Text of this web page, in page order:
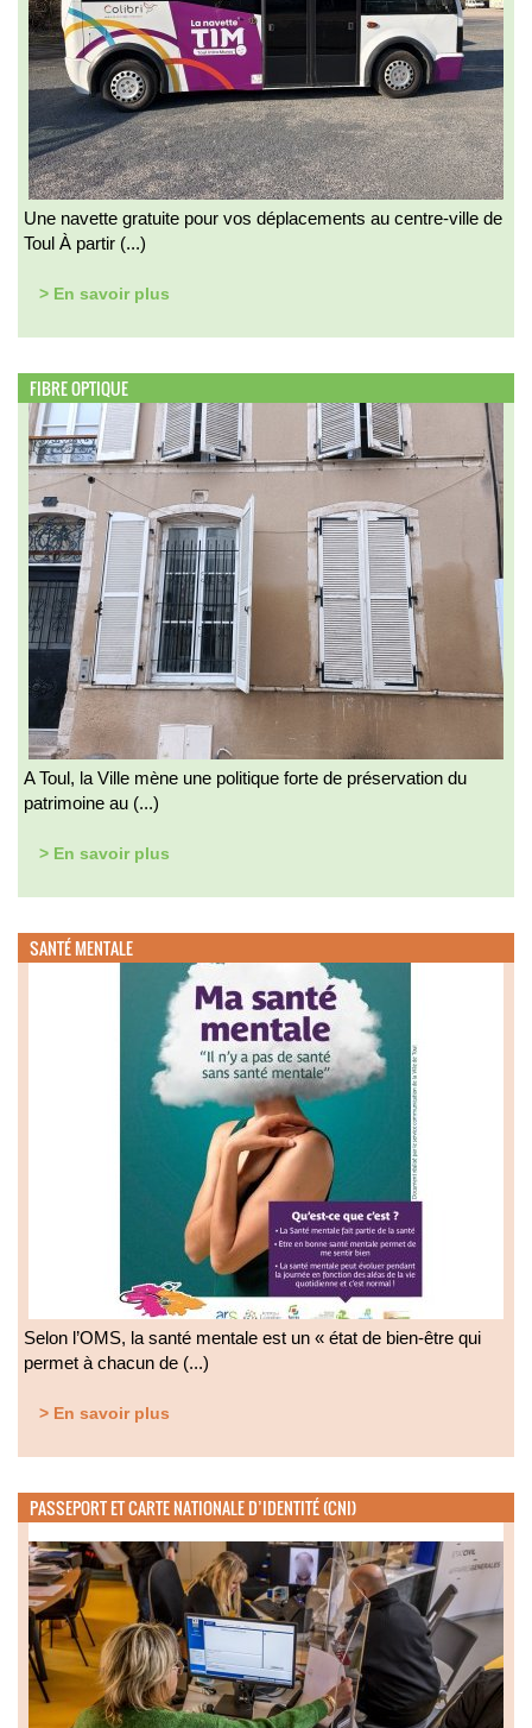
Une navette gratuite pour vos déplacements au centre-ville de
Toul À partir (...)
> En savoir plus
FIBRE OPTIQUE
A Toul, la Ville mène une politique forte de préservation du
patrimoine au (...)
> En savoir plus
SANTÉ MENTALE
Selon l’OMS, la santé mentale est un « état de bien-être qui
permet à chacun de (...)
> En savoir plus
PASSEPORT ET CARTE NATIONALE D’IDENTITÉ (CNI)